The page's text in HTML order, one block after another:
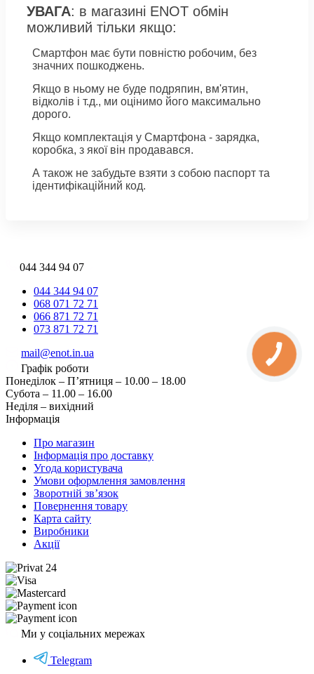
УВАГА: в магазині ENOT обмін
можливий тільки якщо:
Смартфон має бути повністю робочим, без
значних пошкоджень.
Якщо в ньому не буде подряпин, вм'ятин,
відколів і т.д., ми оцінимо його максимально
дорого.
Якщо комплектація у Смартфона - зарядка,
коробка, з якої він продавався.
А також не забудьте взяти з собою паспорт та
ідентифікаційний код.
044 344 94 07
044 344 94 07
068 071 72 71
066 871 72 71
073 871 72 71
mail@enot.in.ua
Графік роботи
Понеділок – П’ятниця – 10.00 – 18.00
Субота – 11.00 – 16.00
Неділя – вихідний
Інформація
Про магазин
Інформація про доставку
Угода користувача
Умови оформлення замовлення
Зворотній зв’язок
Повернення товару
Карта сайту
Виробники
Акції
Ми у соціальних мережах
Telegram